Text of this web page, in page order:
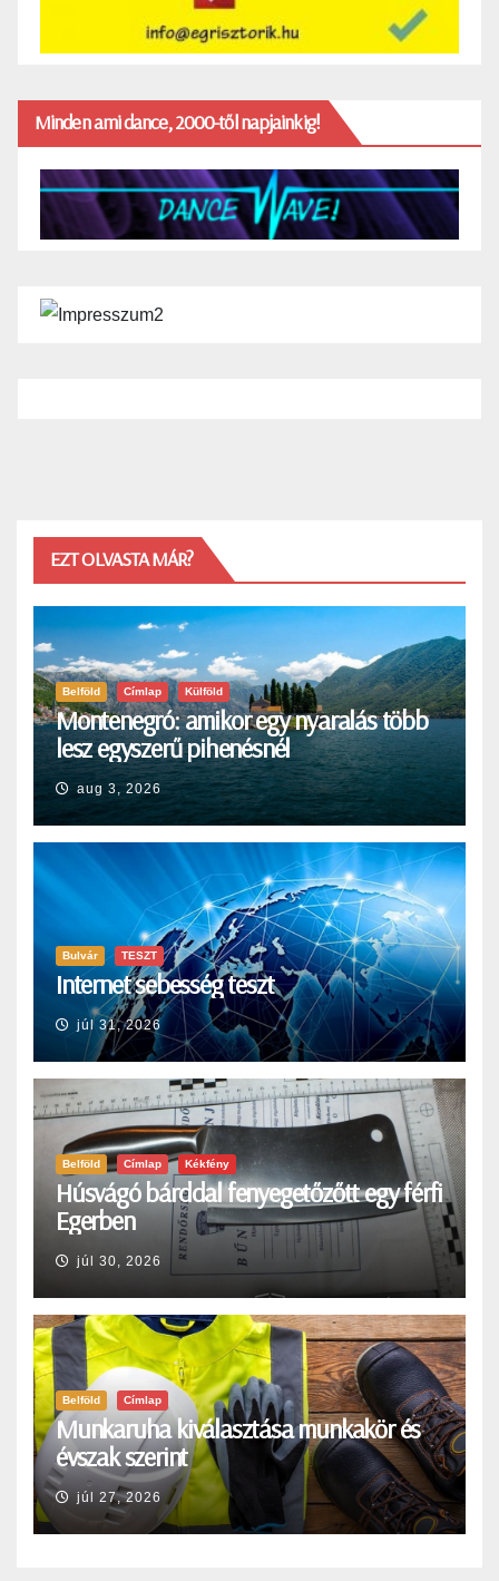
Minden ami dance, 2000-től napjainkig!
EZT OLVASTA MÁR?
Belföld Címlap Külföld
Montenegró: amikor egy nyaralás több
lesz egyszerű pihenésnél
aug 3, 2026
Bulvár TESZT
Internet sebesség teszt
júl 31, 2026
Belföld Címlap Kékfény
Húsvágó bárddal fenyegetőzőtt egy férfi
Egerben
júl 30, 2026
Belföld Címlap
Munkaruha kiválasztása munkakör és
évszak szerint
júl 27, 2026